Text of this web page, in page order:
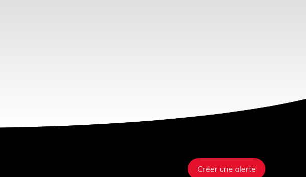
Créer une alerte